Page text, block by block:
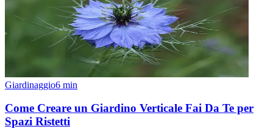
Giardinaggio6 min
Come Creare un Giardino Verticale Fai Da Te per
Spazi Ristetti